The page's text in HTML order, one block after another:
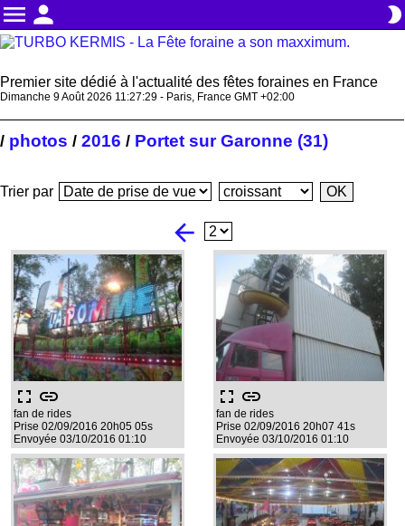
menu person brightness_2
Premier site dédié à l'actualité des fêtes foraines en France
Dimanche 9 Août 2026 11:27:29 - Paris, France GMT +02:00
/ photos / 2016 / Portet sur Garonne (31)
Trier par
arrow_back
fullscreen link
fan de rides
Prise 02/09/2016 20h05 05s
Envoyée 03/10/2016 01:10
fullscreen link
fan de rides
Prise 02/09/2016 20h07 41s
Envoyée 03/10/2016 01:10